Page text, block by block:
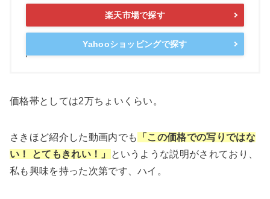
楽天市場で探す
Yahooショッピングで探す
価格帯としては2万ちょいくらい。
さきほど紹介した動画内でも
「この価格での写りではな
い！ とてもきれい！」
というような説明がされており、
私も興味を持った次第です、ハイ。